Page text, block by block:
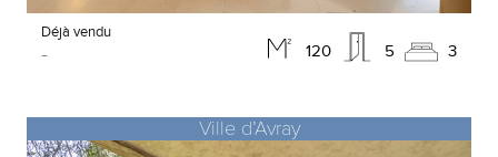
120 5 3
Déjà vendu
-
Ville d’Avray